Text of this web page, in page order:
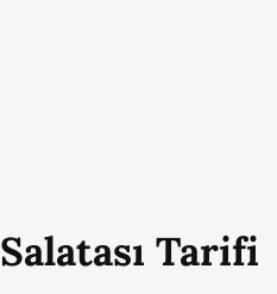
Tarifi